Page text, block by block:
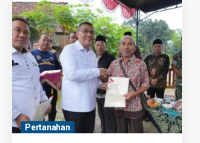
Pertanahan